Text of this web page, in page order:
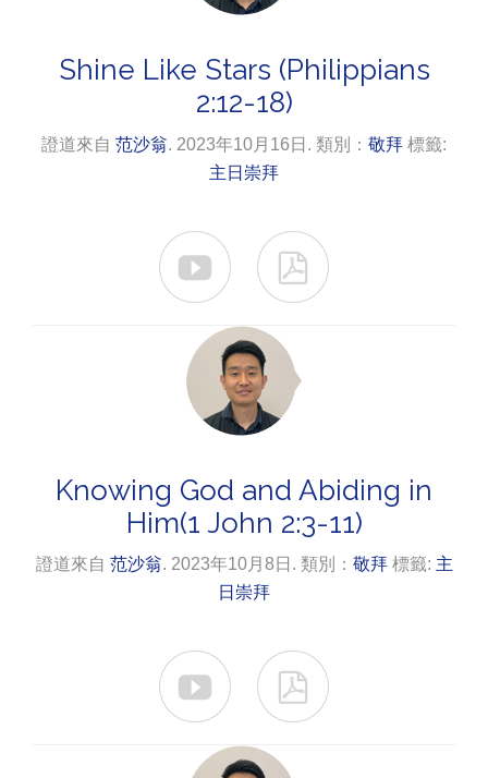
Shine Like Stars (Philippians
2:12-18)
證道來自 范沙翁. 2023年10月16日. 類別： 敬拜 標籤:
主日崇拜
 
Knowing God and Abiding in
Him(1 John 2:3-11)
證道來自 范沙翁. 2023年10月8日. 類別： 敬拜標籤: 主
日崇拜
 